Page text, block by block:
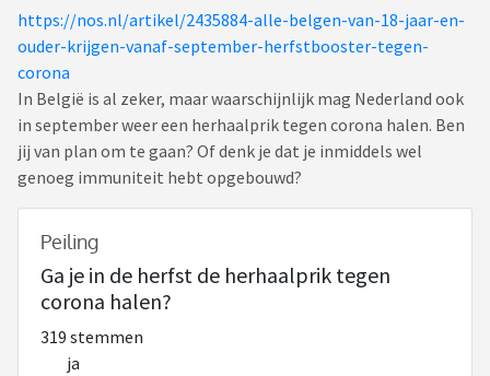
https://nos.nl/artikel/2435884-alle-belgen-van-18-jaar-en-
ouder-krijgen-vanaf-september-herfstbooster-tegen-
corona
In België is al zeker, maar waarschijnlijk mag Nederland ook
in september weer een herhaalprik tegen corona halen. Ben
jij van plan om te gaan? Of denk je dat je inmiddels wel
genoeg immuniteit hebt opgebouwd?
Peiling
Ga je in de herfst de herhaalprik tegen
corona halen?
319 stemmen
ja